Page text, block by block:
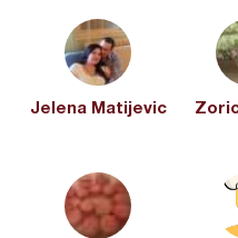
Jelena Matijevic